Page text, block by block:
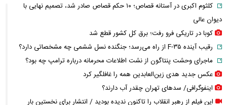
کلثوم اکبری در آستانه قصاص؛ ۱۰ حکم قصاص صادر شد، تصمیم نهایی با
دیوان عالی
کوبا در تاریکی فرو رفت؛ برق کل کشور قطع شد
رقیب آینده F-۳۵ از راه می‌رسد؛ جنگنده نسل ششمی چه مشخصاتی دارد؟
ماجرای وحشت پنتاگون از نشت اطلاعات محرمانه درباره ترامپ چه بود؟
عکس جدید هدی زین‌العابدین همه را غافلگیر کرد
اینفوگرافی/ سدهای تهران چقدر آب دارند؟
این فیلم از رهبر انقلاب را تاکنون ندیده بودید / انتشار برای نخستین بار